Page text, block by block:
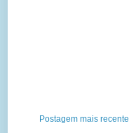
Postagem mais recente